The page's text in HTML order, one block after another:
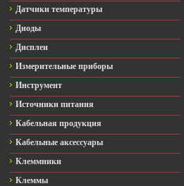
Датчики температуры
Диоды
Дисплеи
Измерительные приборы
Инструмент
Источники питания
Кабельная продукция
Кабельные аксессуары
Клеммники
Клеммы